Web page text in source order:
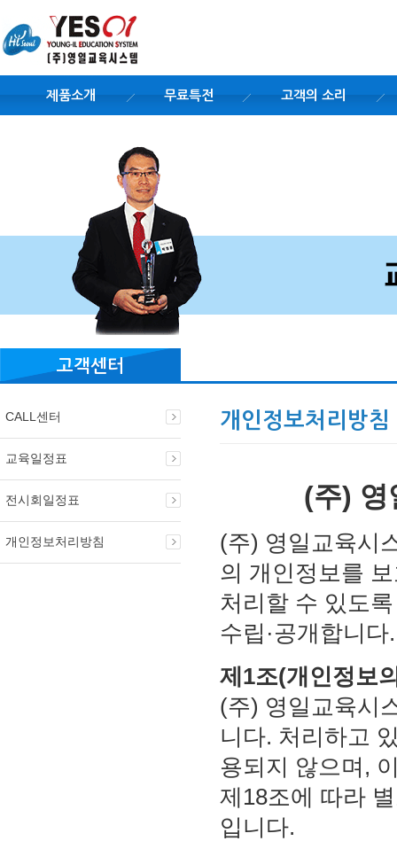
제품소개 무료특전 고객의 소리
고객센터
CALL센터
교육일정표
전시회일정표
개인정보처리방침
개인정보처리방침
(주) 영
(주) 영일교육시
의 개인정보를
처리할 수 있도
수립·공개합니다.
제1조(개인정보
(주) 영일교육시
니다. 처리하고
용되지 않으며,
제18조에 따라
입니다.